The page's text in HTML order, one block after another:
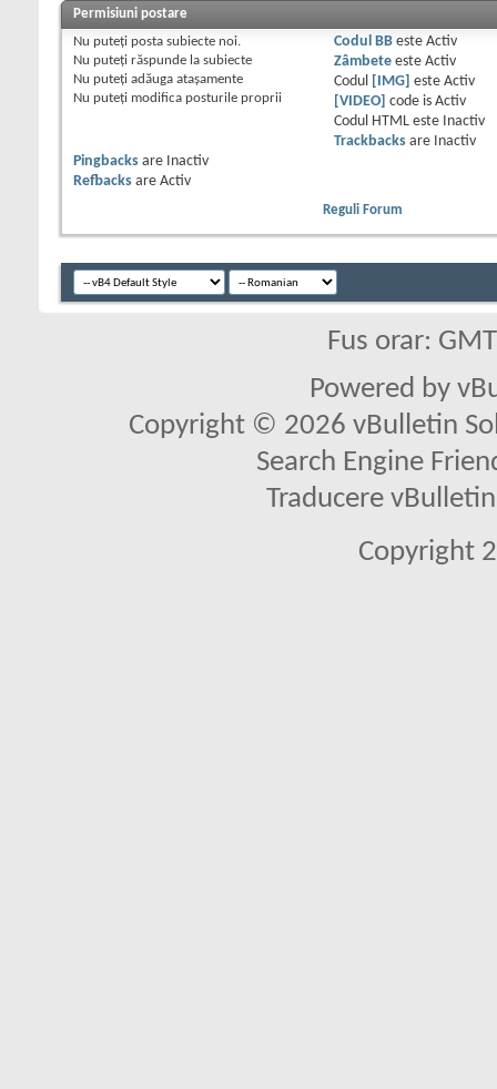
Permisiuni postare
Nu puteţi posta subiecte noi.
Nu puteţi răspunde la subiecte
Nu puteţi adăuga ataşamente
Nu puteţi modifica posturile proprii
Codul BBeste Activ
Zâmbeteeste Activ
Codul
[IMG] este Activ
[VIDEO]
code is Activ
Codul HTML este
Inactiv
Trackbacksare
Inactiv
Pingbacks are
Inactiv
Refbacks are Activ
Reguli Forum
Fus orar:
Powered by
Copyright © 2026 vBulletin
Search Engine
Traducere
Copyright